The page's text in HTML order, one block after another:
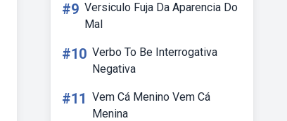
#9 Versiculo Fuja Da Aparencia Do
Mal
#10 Verbo To Be Interrogativa
Negativa
#11 Vem Cá Menino Vem Cá
Menina